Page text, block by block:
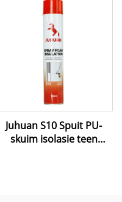
isolasie vir konstruksie &
huishoudelike
herstelwerk
Juhuan S10 Spuit PU-
skuim isolasie teen